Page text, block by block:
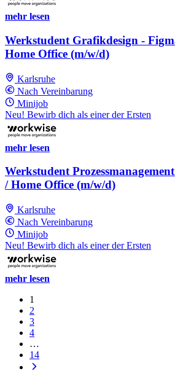
mehr lesen
Werkstudent Grafikdesign -
Home Office (m/w/d)
Karlsruhe
Nach Vereinbarung
Minijob
Neu! Bewirb dich als einer der Ersten
mehr lesen
Werkstudent
/ Home Office (m/w/d)
Karlsruhe
Nach Vereinbarung
Minijob
Neu! Bewirb dich als einer der Ersten
mehr lesen
1
2
3
4
…
14